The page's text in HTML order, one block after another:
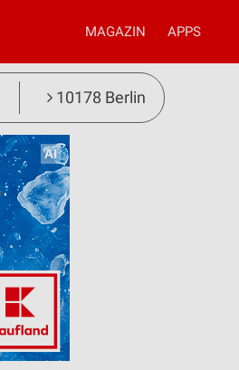
MAGAZIN APPS
10178 Berlin